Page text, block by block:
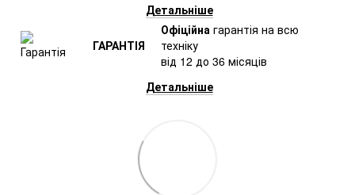
Детальніше
ГАРАНТІЯ
Офіційна гарантія на всю
техніку
від 12 до 36 місяців
Детальніше